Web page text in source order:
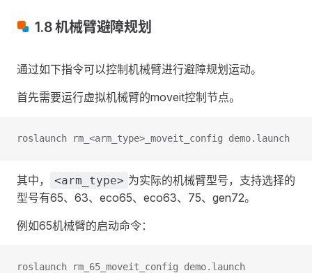
1.8 机械臂避障规划
通过如下指令可以控制机械臂进行避障规划运动。
首先需要运行虚拟机械臂的moveit控制节点。
roslaunch rm_<arm_type>_moveit_config demo.launch
其中， <arm_type> 为实际的机械臂型号，支持选择的
型号有65、63、eco65、eco63、75、gen72。
例如65机械臂的启动命令：
roslaunch rm_65_moveit_config demo.launch